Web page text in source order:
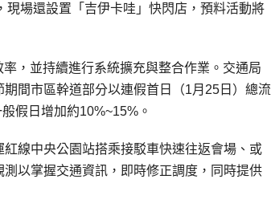
場還設置「吉伊卡哇」快閃店，預料活動將
，並持續進行系統擴充與整合作業。交通局
間市區幹道部分以連假首日（1月25日）總流
假日增加約10%~15%。
線中央公園站搭乘接駁車快速往返會場、或
以掌握交通資訊，即時修正調度，同時提供